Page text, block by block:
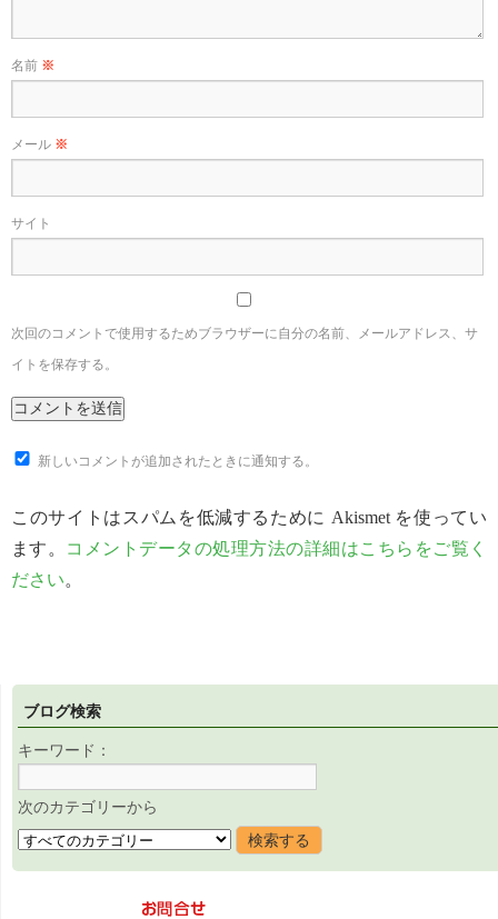
名前 ※
メール ※
サイト
次回のコメントで使用するためブラウザーに自分の名前、メールアドレス、サ
イトを保存する。
新しいコメントが追加されたときに通知する。
このサイトはスパムを低減するために Akismet を使ってい
ます。 コメントデータの処理方法の詳細はこちらをご覧く
ださい。
ブログ検索
キーワード：
次のカテゴリーから